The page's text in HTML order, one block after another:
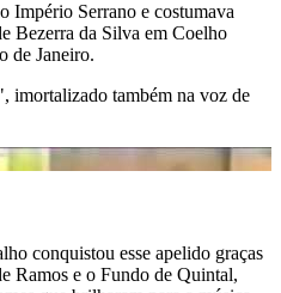
Império Serrano e costumava
Bezerra da Silva em Coelho
de Janeiro.
imortalizado também na voz de
conquistou esse apelido graças
Ramos e o Fundo de Quintal,